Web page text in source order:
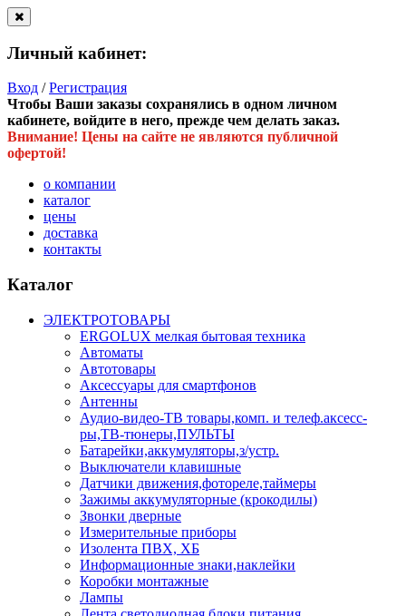
Личный кабинет:
Вход /Регистрация
Чтобы Ваши заказы сохранялись в одном личном
кабинете, войдите в него, прежде чем делать заказ.
Внимание! Цены на сайте не являются публичной
офертой!
о компании
каталог
цены
доставка
контакты
Каталог
ЭЛЕКТРОТОВАРЫ
ERGOLUX мелкая бытовая техника
Автоматы
Автотовары
Аксессуары для смартфонов
Антенны
Аудио-видео-ТВ товары,комп. и телеф.аксесс-
ры,ТВ-тюнеры,ПУЛЬТЫ
Батарейки,аккумуляторы,з/устр.
Выключатели клавишные
Датчики движения,фотореле,таймеры
Зажимы аккумуляторные (крокодилы)
Звонки дверные
Измерительные приборы
Изолента ПВХ, ХБ
Информационные знаки,наклейки
Коробки монтажные
Лампы